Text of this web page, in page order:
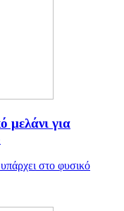
μελάνι για
στο φυσικό